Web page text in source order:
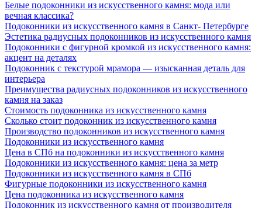
Белые подоконники из искусственного камня: мода или
вечная классика?
Подоконники из искусственного камня в Санкт- Петербурге
Эстетика радиусных подоконников из искусственного камня
Подоконники с фигурной кромкой из искусственного камня:
акцент на деталях
Подоконник с текстурой мрамора — изысканная деталь для
интерьера
Преимущества радиусных подоконников из искусственного
камня на заказ
Стоимость подоконника из искусственного камня
Сколько стоит подоконник из искусственного камня
Производство подоконников из искусственного камня
Подоконники из искусственного камня
Цена в СПб на подоконники из искусственного камня
Подоконники из искусственного камня: цена за метр
Подоконники из искусственного камня в СПб
Фигурные подоконники из искусственного камня
Цена подоконника из искусственного камня
Подоконник из искусственного камня от производителя